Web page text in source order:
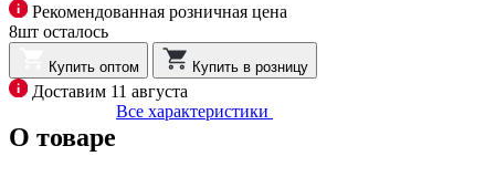
Рекомендованная розничная цена
8шт осталось
Купить оптом Купить в розницу
Доставим 11 августа
О товаре
Все характеристики